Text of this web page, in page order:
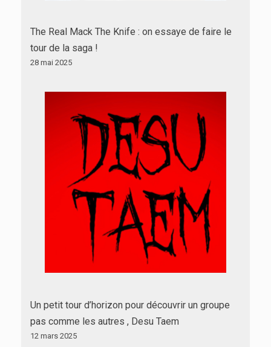
The Real Mack The Knife : on essaye de faire le
tour de la saga !
28 mai 2025
Un petit tour d’horizon pour découvrir un groupe
pas comme les autres , Desu Taem
12 mars 2025